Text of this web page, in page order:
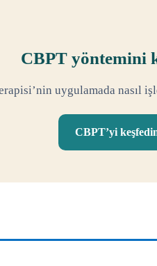
CBPT yöntemini
uygulamada nasıl
CBPT’yi